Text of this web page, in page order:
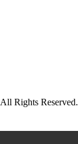
All Rights Reserved.